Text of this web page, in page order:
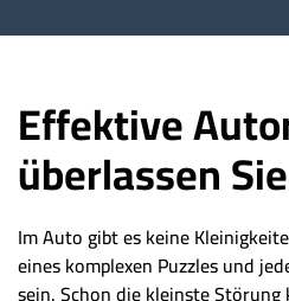
Effektive
überlassen
Im Auto gibt es keine
eines komplexen Puzzles und
sein. Schon die kleinste